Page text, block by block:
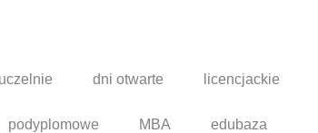
uczelnie dni otwarte licencjackie
podyplomowe MBA edubaza